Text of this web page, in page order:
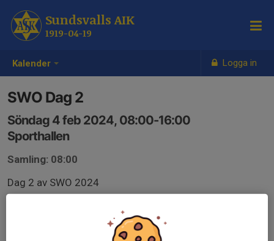
Kalender Logga in
Sundsvalls AIK
1919-04-19
SWO Dag 2
Söndag 4 feb 2024, 08:00-16:00
Sporthallen
Samling: 08:00
Dag 2 av SWO 2024
Anmälan till tävlingen för brottare från Sundsvalls AIK
sker i det länkade formuläret.